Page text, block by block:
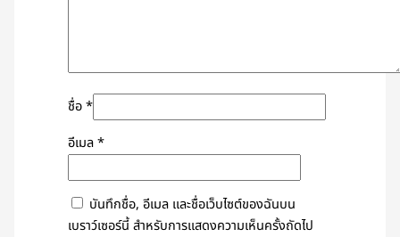
ชื่อ*
อีเมล*
บันทึกชื่อ, อีเมล และชื่อเว็บไซต์ของฉันบน
เบราว์เซอร์นี้ สำหรับการแสดงความเห็นครั้งถัดไป